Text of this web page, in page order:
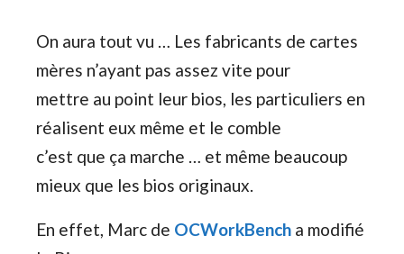
On aura tout vu … Les fabricants de cartes
mères n’ayant pas assez vite pour
mettre au point leur bios, les particuliers en
réalisent eux même et le comble
c’est que ça marche … et même beaucoup
mieux que les bios originaux.
En effet, Marc de OCWorkBench a modifié